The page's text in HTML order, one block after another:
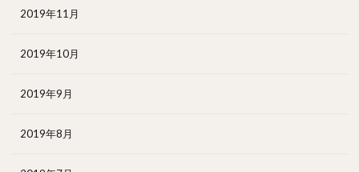
2019年11月
2019年10月
2019年9月
2019年8月